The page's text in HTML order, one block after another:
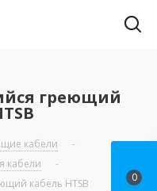
греющий
кабели
-
кабели
-
кабель HTSB
0